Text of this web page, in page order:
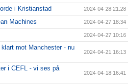
i Kristianstad 2024-04-28 21:28
Machines 2024-04-27 18:34
2024-04-27 10:16
mot Manchester - nu
2024-04-21 16:13
i CEFL - vi ses på
2024-04-18 16:41